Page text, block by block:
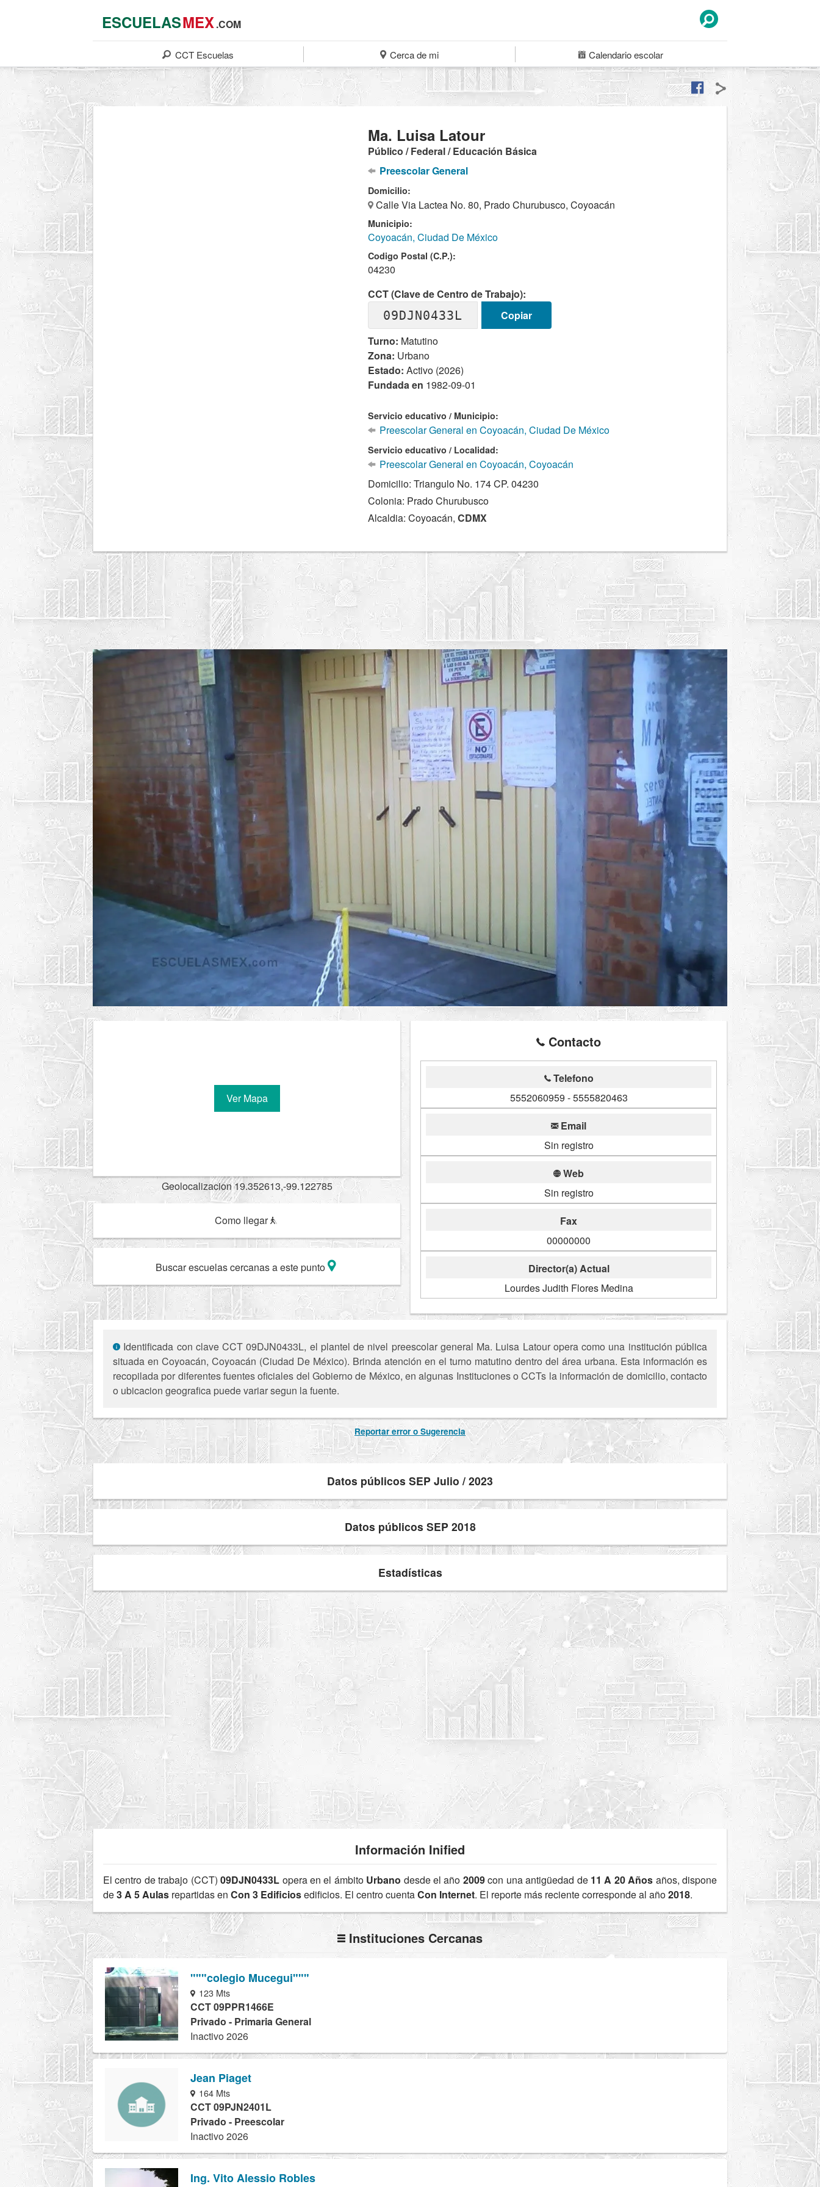
ESCUELASMEX.COM
CCT Escuelas Cerca de mi Calendarioescolar
Ma. Luisa Latour
Público / Federal / Educación Básica
Preescolar General
Domicilio:
Calle Via Lactea No. 80, Prado Churubusco, Coyoacán
Municipio:
Coyoacán, Ciudad De México
Codigo Postal (C.P.):
04230
CCT (Clave de Centro de Trabajo):
09DJN0433L
Copiar
Turno: Matutino
Zona: Urbano
Estado: Activo (2026)
Fundada en 1982-09-01
Servicio educativo / Municipio:
Preescolar General en Coyoacán, Ciudad De México
Servicio educativo / Localidad:
Preescolar General en Coyoacán, Coyoacán
Domicilio: Triangulo No. 174 CP. 04230
Colonia: Prado Churubusco
Alcaldia: Coyoacán,CDMX
Ver Mapa
Geolocalizacion 19.352613,-99.122785
Como llegar
Buscar escuelas cercanas a este punto
Contacto
Telefono
5552060959 - 5555820463
Email
Sin registro
Web
Sin registro
Fax
00000000
Director(a) Actual
Lourdes Judith Flores Medina
Identificada con clave CCT 09DJN0433L, el plantel de nivel preescolar general Ma. Luisa Latour opera como una institución pública
situada en Coyoacán, Coyoacán (Ciudad De México). Brinda atención en el turno matutino dentro del área urbana. Esta información es
recopilada por diferentes fuentes oficiales del Gobierno de México, en algunas Instituciones o CCTs la información de domicilio, contacto
o ubicacion geografica puede variar segun la fuente.
Reportar error o Sugerencia
Datos públicos SEP Julio / 2023
Datos públicos SEP 2018
Estadísticas
Información Inified
El centro de trabajo (CCT)09DJN0433L opera en el ámbito Urbano desde el año 2009con una antigüedad de 11 A 20 Años años, dispone
de3 A 5 Aulas repartidas en Con 3 Edificiosedificios. El centro cuentaCon Internet. El reporte más reciente corresponde al año2018.
Instituciones Cercanas
"""colegio Mucegui"""
123 Mts
CCT 09PPR1466E
Privado - Primaria General
Inactivo 2026
Jean Piaget
164 Mts
CCT 09PJN2401L
Privado - Preescolar
Inactivo 2026
Ing. Vito Alessio Robles